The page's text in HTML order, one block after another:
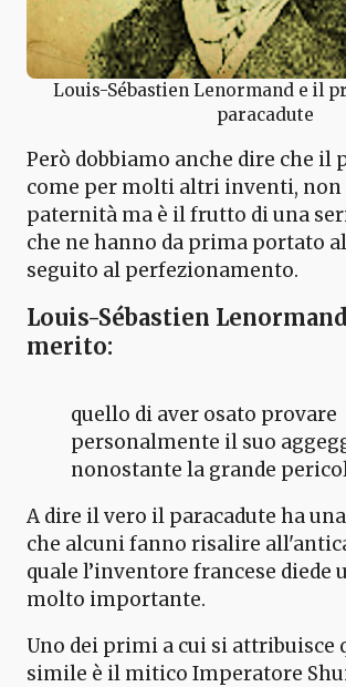
Louis-Sébastien Lenormand e il
paracadute
Però dobbiamo anche dire che il
come per molti altri inventi, non
paternità ma è il frutto di una
che ne hanno da prima portato
seguito al perfezionamento.
Louis-Sébastien Lenormand
merito:
quello di aver osato provare
personalmente il suo
nonostante la grande
A dire il vero il paracadute ha
che alcuni fanno risalire
quale l’inventore francese diede
molto importante.
Uno dei primi a cui si attribuisce
simile è il mitico Imperatore